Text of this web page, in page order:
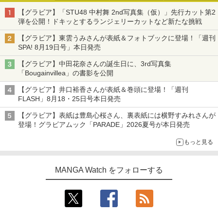
【グラビア】「STU48 中村舞 2nd写真集（仮）」先行カット第2
弾を公開！ドキッとするランジェリーカットなど新たな挑戦
【グラビア】東雲うみさんが表紙＆フォトブックに登場！「週刊
SPA! 8月19日号」本日発売
【グラビア】中田花奈さんの誕生日に、3rd写真集
「Bougainvillea」の書影を公開
【グラビア】井口裕香さんが表紙＆巻頭に登場！「週刊
FLASH」8月18・25日号本日発売
【グラビア】表紙は豊島心桜さん、裏表紙には横野すみれさんが
登場！グラビアムック「PARADE」2026夏号が本日発売
もっと見る
MANGA Watch をフォローする